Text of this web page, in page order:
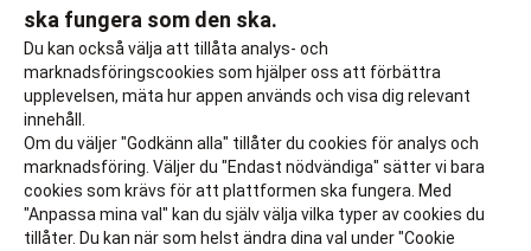
Till rabatten
ska fungera som den ska.
Du kan också välja att tillåta analys- och
marknadsföringscookies som hjälper oss att förbättra
upplevelsen, mäta hur appen används och visa dig relevant
innehåll.
Om du väljer "Godkänn alla" tillåter du cookies för analys och
marknadsföring. Väljer du "Endast nödvändiga" sätter vi bara
cookies som krävs för att plattformen ska fungera. Med
"Anpassa mina val" kan du själv välja vilka typer av cookies du
tillåter. Du kan när som helst ändra dina val under "Cookie